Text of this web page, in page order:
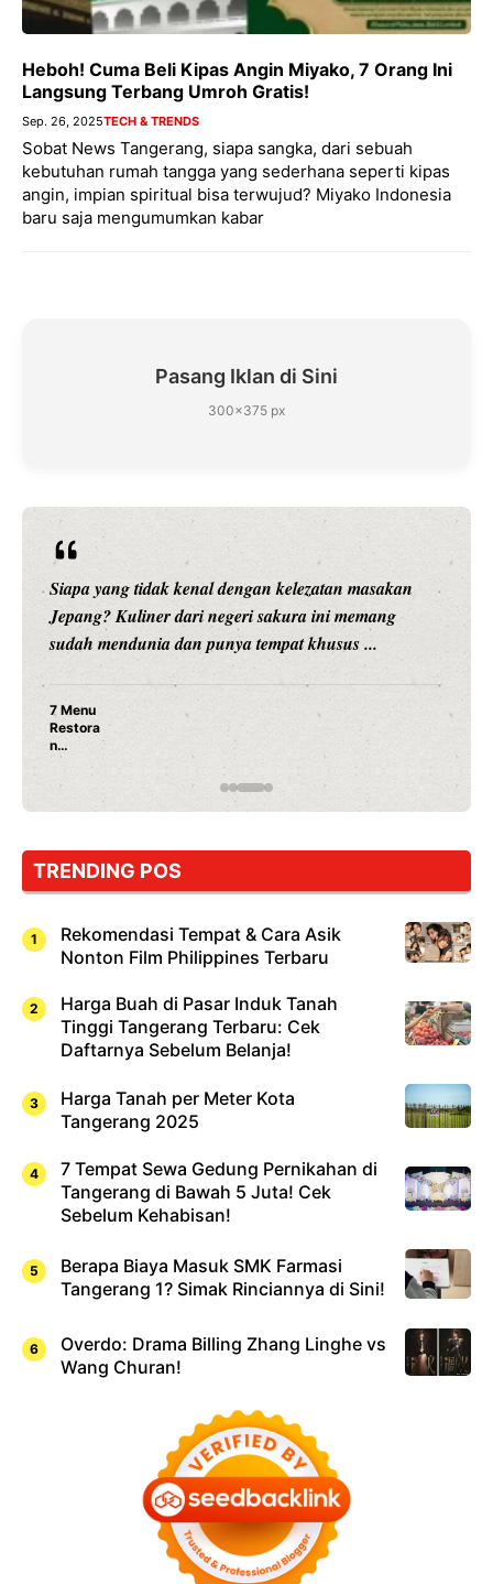
Heboh! Cuma Beli Kipas Angin Miyako, 7 Orang Ini
Langsung Terbang Umroh Gratis!
Sep. 26, 2025TECH & TRENDS
Sobat News Tangerang, siapa sangka, dari sebuah
kebutuhan rumah tangga yang sederhana seperti kipas
angin, impian spiritual bisa terwujud? Miyako Indonesia
baru saja mengumumkan kabar
Pasang Iklan di Sini
300×375 px
Siapa yang tidak kenal dengan kelezatan masakan
Jepang? Kuliner dari negeri sakura ini memang
sudah mendunia dan punya tempat khusus ...
7 Menu
Restora
n
Jepang
yang
Dicoba,
Cuma
Sushi!
TRENDING POS
Rekomendasi Tempat & Cara Asik
Nonton Film Philippines Terbaru
Harga Buah di Pasar Induk Tanah
Tinggi Tangerang Terbaru: Cek
Daftarnya Sebelum Belanja!
Harga Tanah per Meter Kota
Tangerang 2025
7 Tempat Sewa Gedung Pernikahan di
Tangerang di Bawah 5 Juta! Cek
Sebelum Kehabisan!
Berapa Biaya Masuk SMK Farmasi
Tangerang 1? Simak Rinciannya di Sini!
Overdo: Drama Billing Zhang Linghe vs
Wang Churan!